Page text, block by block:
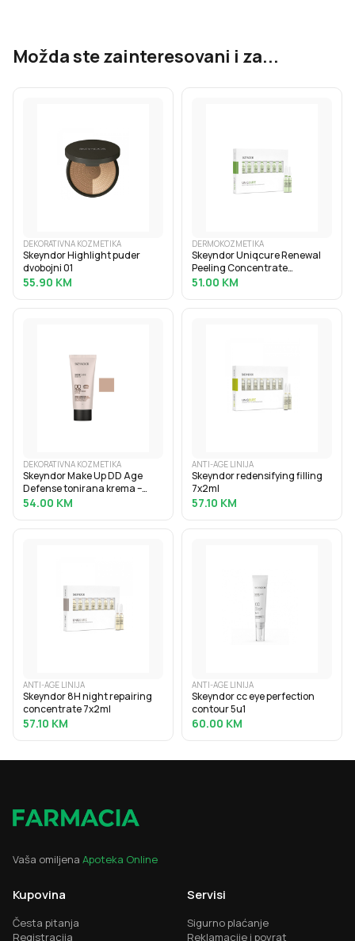
Možda ste zainteresovani i za...
DEKORATIVNA KOZMETIKA
Skeyndor Highlight puder
dvobojni 01
55.90 KM
DERMOKOZMETIKA
Skeyndor Uniqcure Renewal
Peeling Concentrate
(Obnavljajući piling
51.00 KM
DEKORATIVNA KOZMETIKA
Skeyndor Make Up DD Age
Defense tonirana krema –
nijansa 01
54.00 KM
ANTI-AGE LINIJA
Skeyndor redensifying filling
7x2ml
57.10 KM
ANTI-AGE LINIJA
Skeyndor 8H night repairing
concentrate 7x2ml
57.10 KM
ANTI-AGE LINIJA
Skeyndor cc eye perfection
contour 5u1
60.00 KM
Vaša omiljena Apoteka Online
Kupovina
Česta pitanja
Registracija
Servisi
Sigurno plaćanje
Reklamacije i povrat